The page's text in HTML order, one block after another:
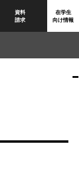
資料
請求
在学生
向け情報